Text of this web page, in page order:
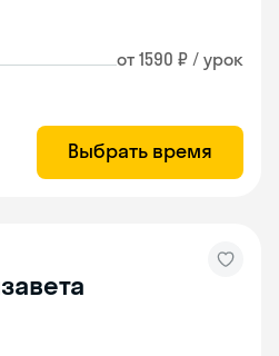
от 1590 ₽ / урок
Выбрать время